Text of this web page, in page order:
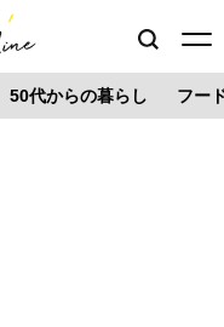
50代からの暮らし フー